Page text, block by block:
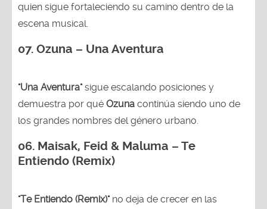
quien sigue fortaleciendo su camino dentro de la
escena musical.
07. Ozuna – Una Aventura
"Una Aventura"sigue escalando posiciones y
demuestra por qué Ozuna continúa siendo uno de
los grandes nombres del género urbano.
06. Maisak, Feid & Maluma – Te
Entiendo (Remix)
"Te Entiendo (Remix)"no deja de crecer en las